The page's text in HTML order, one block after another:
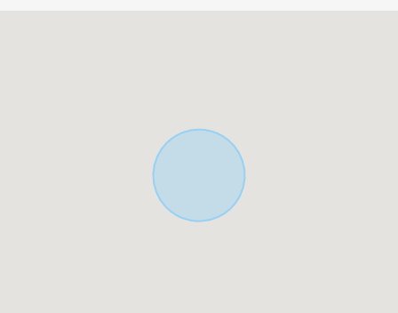
■ 資金計劃以及貸款的模擬演示，其他
當有了關於房地產購買的需討論的時候
請無論什麼命令。
負責的工作人員易懂，并且禮貌地對應。